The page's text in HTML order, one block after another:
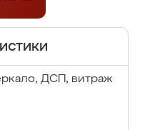
ДСП, витраж